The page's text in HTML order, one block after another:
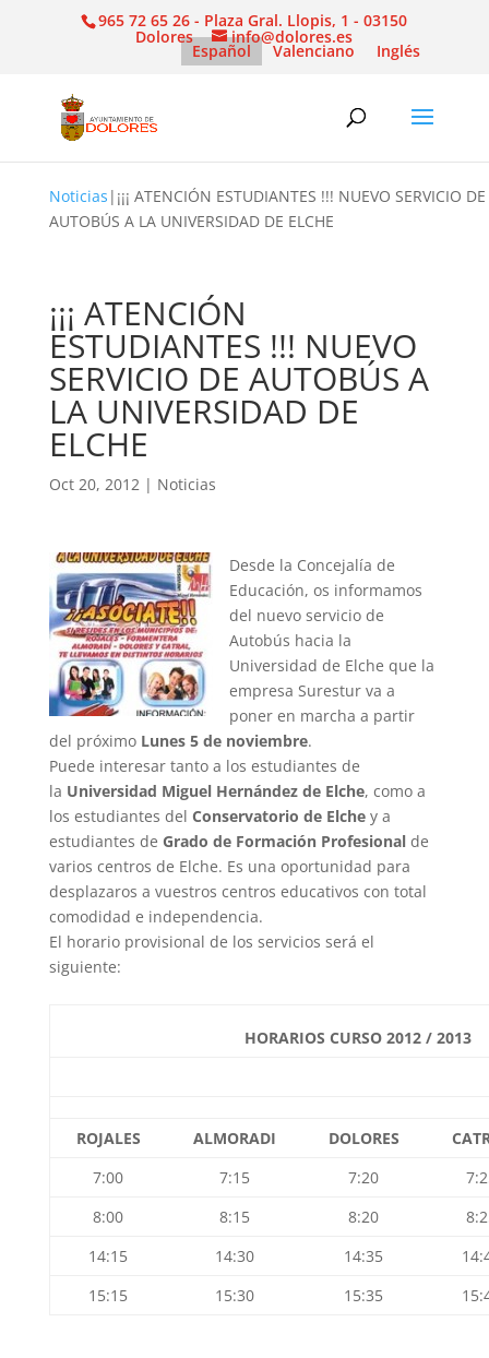
965 72 65 26 - Plaza Gral. Llopis, 1 - 03150
Dolores info@dolores.es
Español Valenciano Inglés
Noticias | ¡¡¡ ATENCIÓN ESTUDIANTES !!! NUEVO SERVICIO DE
AUTOBÚS A LA UNIVERSIDAD DE ELCHE
¡¡¡ ATENCIÓN
ESTUDIANTES !!! NUEVO
SERVICIO DE AUTOBÚS A
LA UNIVERSIDAD DE
ELCHE
Oct 20, 2012| Noticias
Desde la Concejalía de
Educación, os informamos
del nuevo servicio de
Autobús hacia la
Universidad de Elche que la
empresa Surestur va a
poner en marcha a partir
del próximo Lunes 5 de noviembre.
Puede interesar tanto a los estudiantes de
la Universidad Miguel Hernández de Elche, como a
los estudiantes del Conservatorio de Elche y a
estudiantes de Grado de Formación Profesionalde
varios centros de Elche. Es una oportunidad para
desplazaros a vuestros centros educativos con total
comodidad e independencia.
El horario provisional de los servicios será el
siguiente:
HORARIOS CURSO 2012 / 2013
ROJALES ALMORADI DOLORES
7:00
7:15 7:20
8:00
8:15 8:20
14:15
14:30 14:35
15:15
15:30 15:35